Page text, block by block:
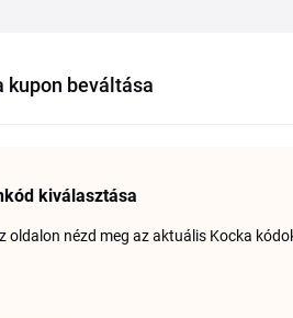
kupon beváltása
kiválasztása
oldalon nézd meg az aktuális Kocka